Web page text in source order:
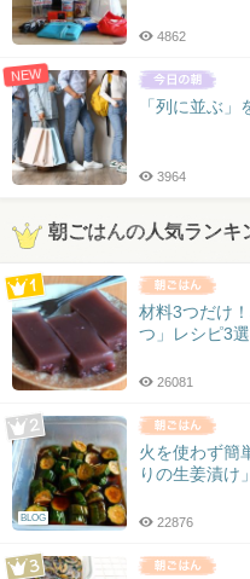
4862
NEW
「列に並ぶ
3964
朝ごはんの人気ランキ
材料3つだけ
つ」レシピ3選
26081
BLOG
火を使わず簡
りの生姜漬け
22876